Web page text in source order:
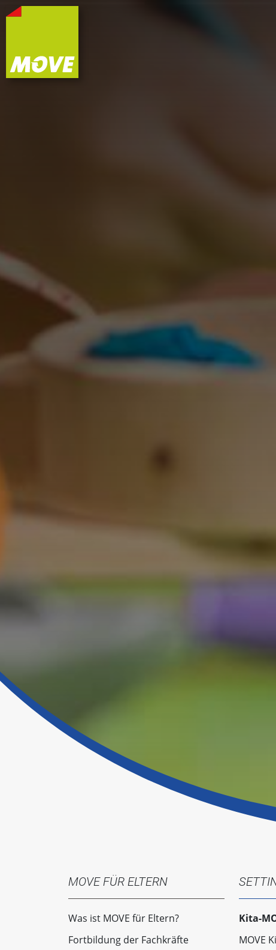
MOVE FÜR ELTERN
Was ist MOVE für Eltern?
Fortbildung der Fachkräfte
Kita-
MOVE